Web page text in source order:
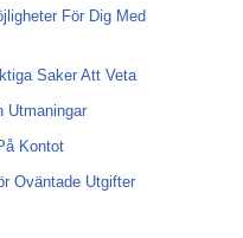
För Dig Med
Saker Att Veta
Utmaningar
Kontot
Oväntade Utgifter